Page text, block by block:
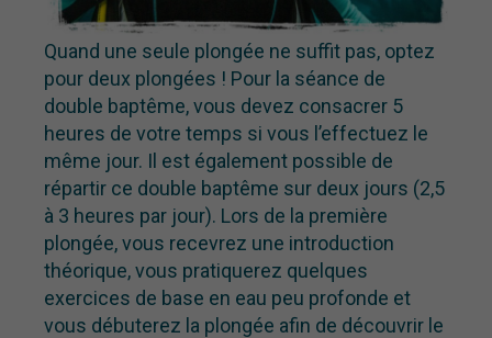
Quand une seule plongée ne suffit pas, optez
pour deux plongées ! Pour la séance de
double baptême, vous devez consacrer 5
heures de votre temps si vous l’effectuez le
même jour. Il est également possible de
répartir ce double baptême sur deux jours (2,5
à 3 heures par jour). Lors de la première
plongée, vous recevrez une introduction
théorique, vous pratiquerez quelques
exercices de base en eau peu profonde et
vous débuterez la plongée afin de découvrir le